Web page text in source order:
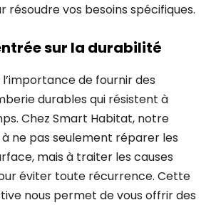
résoudre vos besoins spécifiques.
sur la durabilité
de fournir des
durables qui résistent à
Chez Smart Habitat, notre
à ne pas seulement réparer les
mais à traiter les causes
éviter toute récurrence. Cette
nous permet de vous offrir des